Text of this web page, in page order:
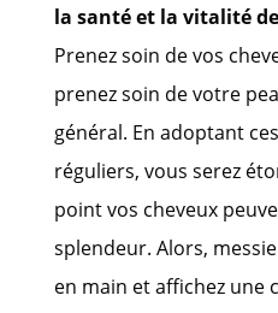
la santé et la vitalité
Prenez soin de vos
prenez soin de votre
général. En adoptant
réguliers, vous serez
point vos cheveux
splendeur. Alors,
en main et affichez une